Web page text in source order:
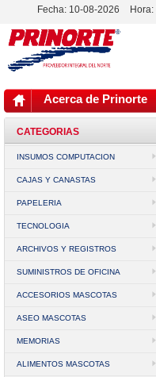
Fecha: 10-08-2026 Hora:
Acerca de Prinorte
CATEGORIAS
INSUMOS COMPUTACION
CAJAS Y CANASTAS
PAPELERIA
TECNOLOGIA
ARCHIVOS Y REGISTROS
SUMINISTROS DE OFICINA
ACCESORIOS MASCOTAS
ASEO MASCOTAS
MEMORIAS
ALIMENTOS MASCOTAS